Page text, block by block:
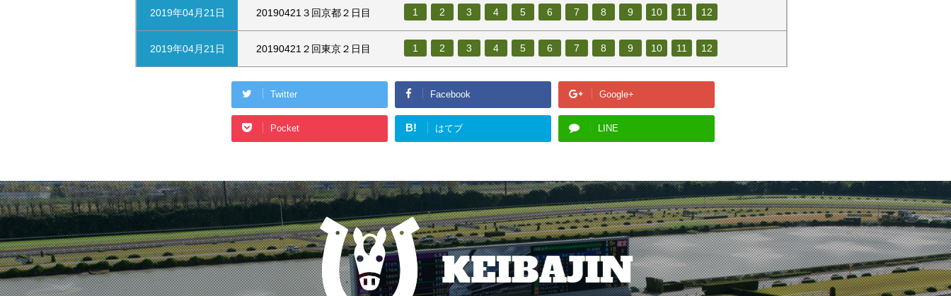
2019年04月21日 20190421３回京都２日目 1 2 3 4 5 6 7 8 9 10 11 12
2019年04月21日 20190421２回東京２日目 1 2 3 4 5 6 7 8 9 10 11 12
Twitter Facebook Google+
Pocket B! はてブ LINE